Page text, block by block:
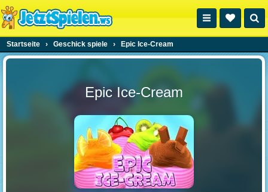
Startseite › Geschick spiele › Epic Ice-Cream
Epic Ice-Cream